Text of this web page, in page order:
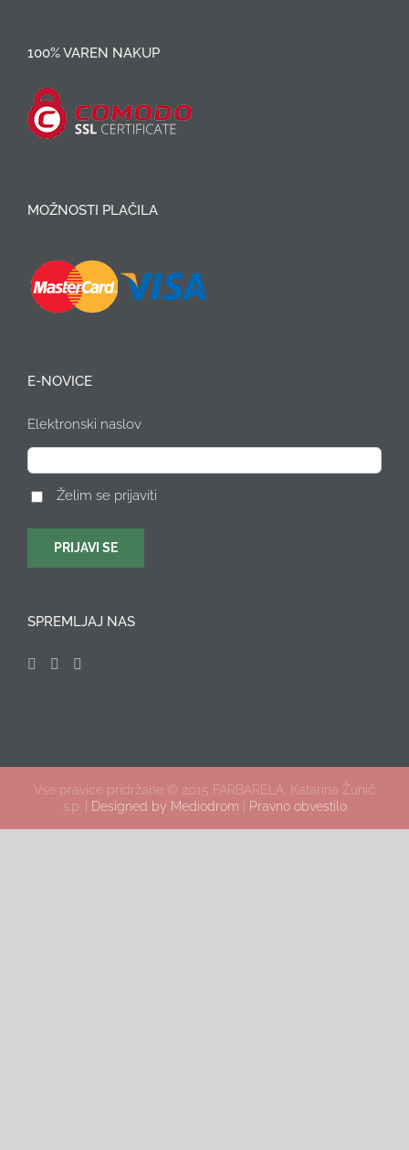
100% VAREN NAKUP
MOŽNOSTI PLAČILA
E-NOVICE
Elektronski naslov
Želim se prijaviti
SPREMLJAJ NAS
Vse pravice pridržane © 2015 FARBARELA, Katarina Žunič
s.p. |
Designed by Mediodrom Pravno obvestilo